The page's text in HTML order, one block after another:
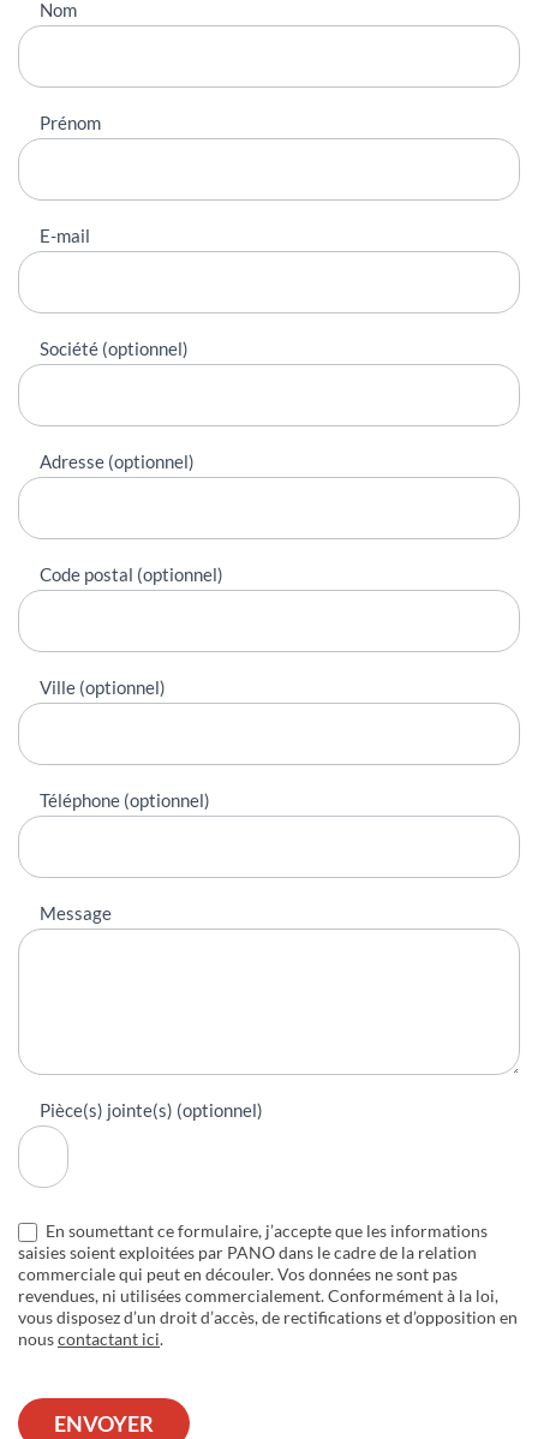
Nous
contacter
Nom
Prénom
E-mail
Société (optionnel)
Adresse (optionnel)
Code postal (optionnel)
Ville (optionnel)
Téléphone (optionnel)
Message
Pièce(s) jointe(s) (optionnel)
En soumettant ce formulaire, j’accepte que les informations
saisies soient exploitées par PANO dans le cadre de la relation
commerciale qui peut en découler. Vos données ne sont pas
revendues, ni utilisées commercialement. Conformément à la loi,
vous disposez d’un droit d’accès, de rectifications et d’opposition en
nouscontactant ici.
ENVOYER